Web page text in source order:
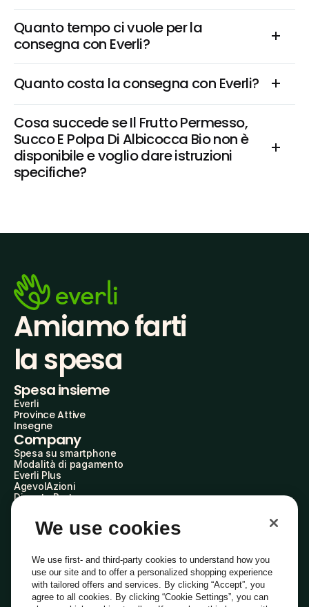
Quanto tempo ci vuole per la
consegna con Everli?
Quanto costa la consegna con Everli?
Cosa succede se Il Frutto Permesso,
Succo E Polpa Di Albicocca Bio non è
disponibile e voglio dare istruzioni
specifiche?
Amiamo farti
la spesa
Spesa insieme
Everli
Province Attive
Insegne
Company
Spesa su smartphone
Modalità di pagamento
Everli Plus
AgevolAzioni
Diventa Partner
Everli Shoppers
About Us
Everli News
Domande frequenti
Lavora con noi
Diventa Shopper
Investitori
We use cookies
We use first- and third-party cookies to understand how you
use our site and to offer a personalized shopping experience
with tailored offers and services. By clicking “Accept”, you
agree to all cookies. By clicking “Cookie Settings”, you can